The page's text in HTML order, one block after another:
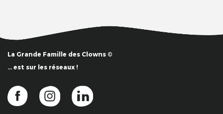
La Grande Famille des Clowns ©
… est sur les réseaux !